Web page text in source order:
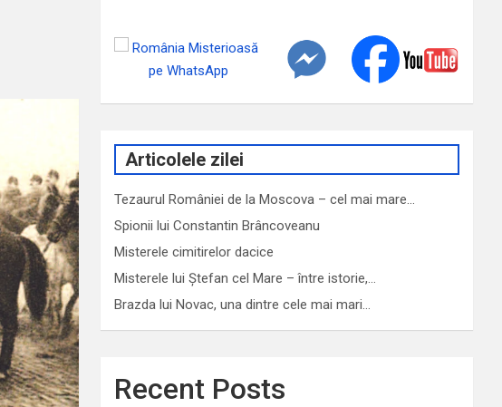
Articolele zilei
Tezaurul României de la Moscova – cel mai mare…
Spionii lui Constantin Brâncoveanu
Misterele cimitirelor dacice
Misterele lui Ștefan cel Mare – între istorie,…
Brazda lui Novac, una dintre cele mai mari…
Recent Posts